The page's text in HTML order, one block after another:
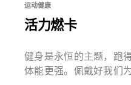
运动健康
活力燃卡
健身是永恒的主题，跑
体能更强。佩戴好我们